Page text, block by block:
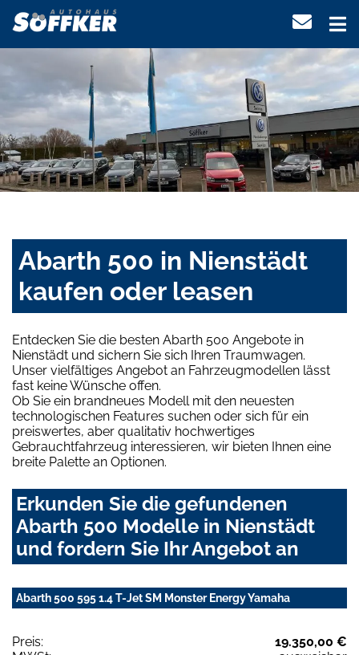
Abarth 500 in Nienstädt
kaufen oder leasen
Entdecken Sie die besten Abarth 500 Angebote in
Nienstädt und sichern Sie sich Ihren Traumwagen.
Unser vielfältiges Angebot an Fahrzeugmodellen lässt
fast keine Wünsche offen.
Ob Sie ein brandneues Modell mit den neuesten
technologischen Features suchen oder sich für ein
preiswertes, aber qualitativ hochwertiges
Gebrauchtfahrzeug interessieren, wir bieten Ihnen eine
breite Palette an Optionen.
Erkunden Sie die gefundenen
Abarth 500 Modelle in Nienstädt
und fordern Sie Ihr Angebot an
Abarth 500 595 1.4 T-Jet SM Monster Energy Yamaha
Preis:
19.350,00 €